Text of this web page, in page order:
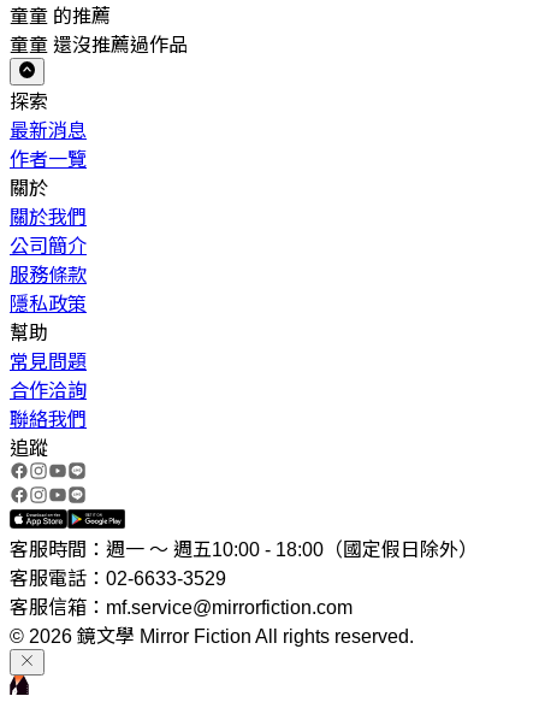
童童 的推薦
童童 還沒推薦過作品
探索
最新消息
作者一覽
關於
關於我們
公司簡介
服務條款
隱私政策
幫助
常見問題
合作洽詢
聯絡我們
追蹤
客服時間：週一 ～ 週五10:00 - 18:00（國定假日除外）
客服電話：02-6633-3529
客服信箱：mf.service@mirrorfiction.com
© 2026 鏡文學 Mirror Fiction All rights reserved.